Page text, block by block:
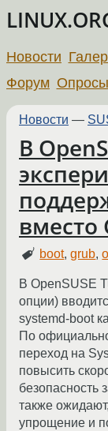
Новости
Форум Опросы
Новости —
В
вместо
boot,grub,
В OpenSUSE
опции)
systemd-boot
По
переход на
повысить
безопасность
также
упрощение и